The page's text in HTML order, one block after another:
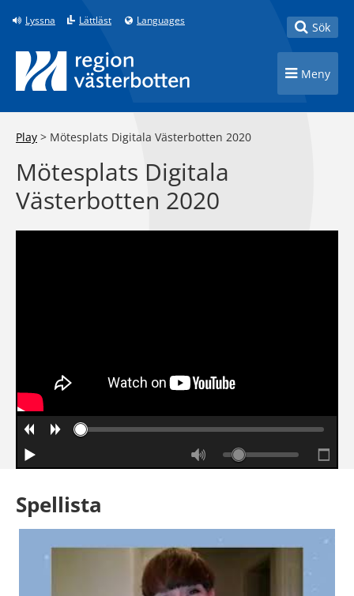
Till innehåll på sidan
Lyssna Lättläst Languages Toggle
Sök
Toggle
Meny
Play > Mötesplats Digitala Västerbotten 2020
Mötesplats Digitala
Västerbotten 2020
Spellista